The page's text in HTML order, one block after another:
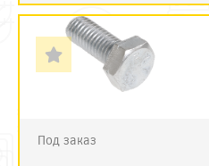
Под заказ